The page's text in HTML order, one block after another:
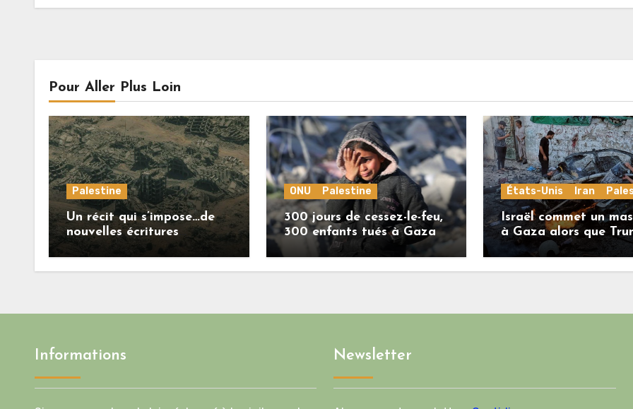
Pour Aller Plus Loin
Palestine
Un récit qui s’impose…de
nouvelles écritures
retracent la réalité des
crimes sionistes à Gaza
ONU Palestine
300 jours de cessez-le-feu,
300 enfants tués à Gaza
États-Unis Iran
Israël commet un
à Gaza alors que
menace l’Iran de
«décapitation»
Informations Newsletter